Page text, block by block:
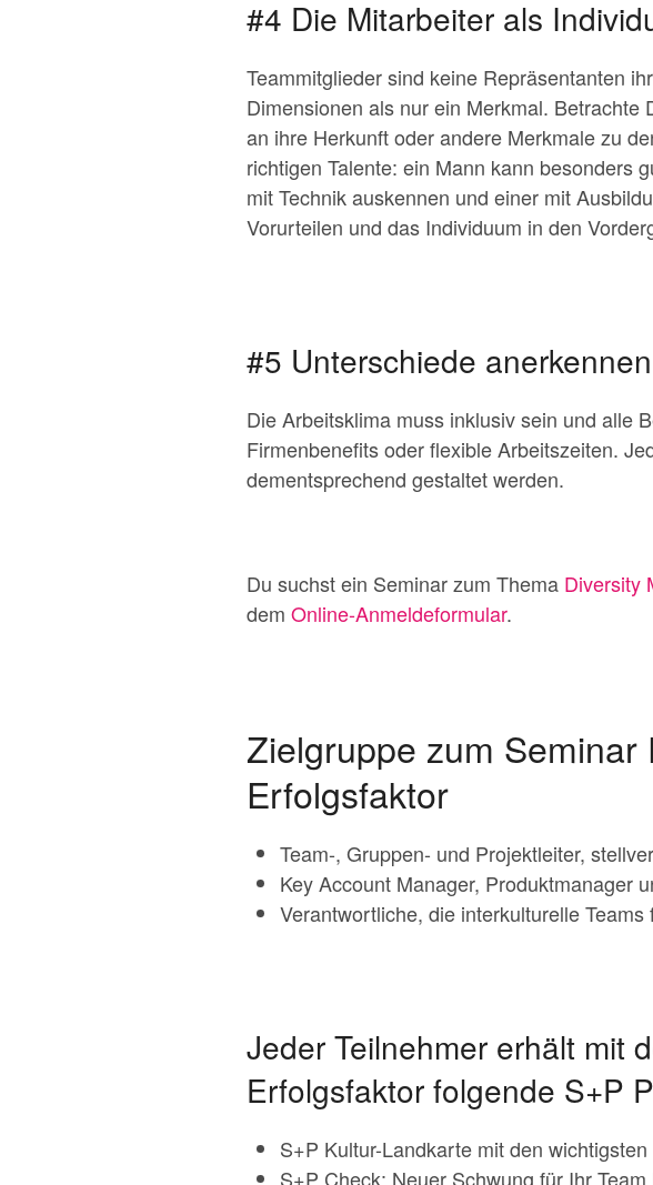
#4 Die Mitarbeiter als
Teammitglieder sind keine Repräsentanten
Dimensionen als nur ein Merkmal.
an ihre Herkunft oder andere Merkmale zu
richtigen Talente: ein Mann kann besonders
mit Technik auskennen und einer mit
Vorurteilen und das Individuum in den
#5 Unterschiede anerkennen
Die Arbeitsklima muss inklusiv sein und alle
Firmenbenefits oder flexible Arbeitszeiten.
dementsprechend gestaltet werden.
Du suchst ein Seminar zum Thema Diversity
dem Online-Anmeldeformular.
Zielgruppe zum
Erfolgsfaktor
Team-, Gruppen- und Projektleiter,
Key Account Manager, Produktmanager
Verantwortliche, die interkulturelle Teams
Jeder Teilnehmer erhält mit
Erfolgsfaktor folgende S+P
S+P Kultur-Landkarte mit den
S+P Check: Neuer Schwung für Ihr Team